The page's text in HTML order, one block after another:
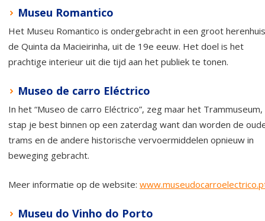
Museu Romantico
Het Museu Romantico is ondergebracht in een groot
de Quinta da Macieirinha, uit de 19e eeuw. Het doel is het
prachtige interieur uit die tijd aan het publiek te tonen.
Museo de carro Eléctrico
In het “Museo de carro Eléctrico”, zeg maar het Trammuseum,
stap je best binnen op een zaterdag want dan worden de
trams en de andere historische vervoermiddelen opnieuw in
beweging gebracht.
Meer informatie op de website:
Museu do Vinho do Porto